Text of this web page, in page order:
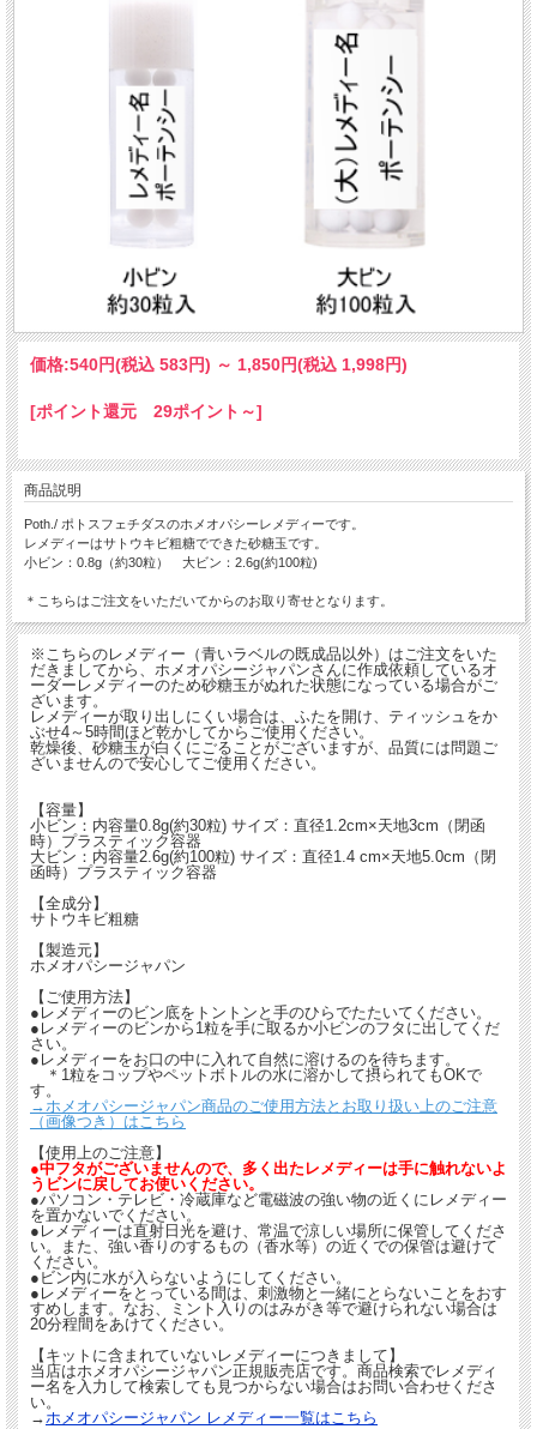
価格:540円(税込 583円) ～ 1,850円(税込 1,998円)
[ポイント還元 29ポイント～]
商品説明
Poth./ ポトスフェチダスのホメオパシーレメディーです。
レメディーはサトウキビ粗糖でできた砂糖玉です。
小ビン：0.8g（約30粒） 大ビン：2.6g(約100粒)
＊こちらはご注文をいただいてからのお取り寄せとなります。
※こちらのレメディー（青いラベルの既成品以外）はご注文をいた
だきましてから、ホメオパシージャパンさんに作成依頼しているオ
ーダーレメディーのため砂糖玉がぬれた状態になっている場合がご
ざいます。
レメディーが取り出しにくい場合は、ふたを開け、ティッシュをか
ぶせ4～5時間ほど乾かしてからご使用ください。
乾燥後、砂糖玉が白くにごることがございますが、品質には問題ご
ざいませんので安心してご使用ください。
【容量】
小ビン：内容量0.8g(約30粒) サイズ：直径1.2cm×天地3cm（閉函
時）プラスティック容器
大ビン：内容量2.6g(約100粒) サイズ：直径1.4 cm×天地5.0cm（閉
函時）プラスティック容器
【全成分】
サトウキビ粗糖
【製造元】
ホメオパシージャパン
【ご使用方法】
●レメディーのビン底をトントンと手のひらでたたいてください。
●レメディーのビンから1粒を手に取るか小ビンのフタに出してくだ
さい。
●レメディーをお口の中に入れて自然に溶けるのを待ちます。
＊1粒をコップやペットボトルの水に溶かして摂られてもOKで
す。
→ホメオパシージャパン商品のご使用方法とお取り扱い上のご注意
（画像つき）はこちら
【使用上のご注意】
●中フタがございませんので、多く出たレメディーは手に触れないよ
うビンに戻してお使いください。
●パソコン・テレビ・冷蔵庫など電磁波の強い物の近くにレメディー
を置かないでください。
●レメディーは直射日光を避け、常温で涼しい場所に保管してくださ
い。また、強い香りのするもの（香水等）の近くでの保管は避けて
ください。
●ビン内に水が入らないようにしてください。
●レメディーをとっている間は、刺激物と一緒にとらないことをおす
すめします。なお、ミント入りのはみがき等で避けられない場合は
20分程間をあけてください。
【キットに含まれていないレメディーにつきまして】
当店はホメオパシージャパン正規販売店です。商品検索でレメディ
ー名を入力して検索しても見つからない場合はお問い合わせくださ
い。
→ホメオパシージャパン レメディー一覧はこちら